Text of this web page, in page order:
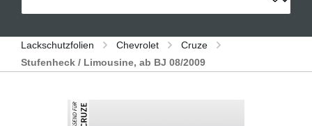
Lackschutzfolien Chevrolet
Cruze
Stufenheck / Limousine, ab BJ 08/2009
Bildergalerie überspringen